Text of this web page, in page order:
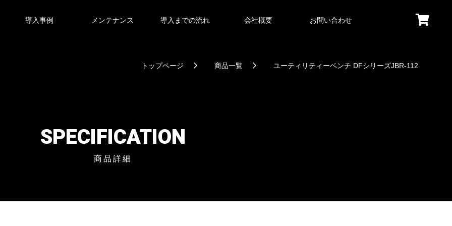
導入事例 メンテナンス 導入までの流れ 会社概要 お問い合わせ
トップページ 商品一覧 ユーティリティーベンチ DFシリーズJBR-112
SPECIFICATION
商品詳細